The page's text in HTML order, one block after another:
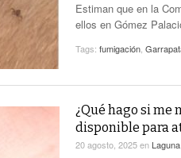
Estiman que en la
ellos en Gómez
Tags: fumigación
¿Qué hago si me
disponible para
20 agosto, 2025en Laguna